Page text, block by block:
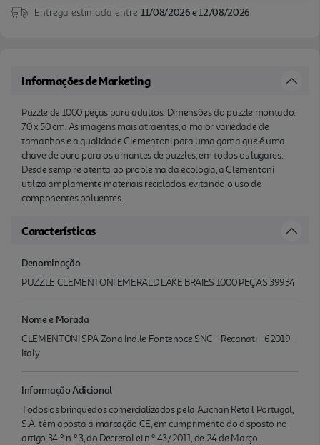
Entrega estimada entre 11/08/2026 e 12/08/2026
Informações de Marketing
Puzzle de 1000 peças para adultos. Dimensões do puzzle montado:
70 x 50 cm. As imagens mais atraentes, a maior variedade de
tamanhos e a qualidade Clementoni para uma gama que é uma
chave de ouro para os amantes de puzzles, em todos os lugares.
Desde semp re atenta ao problema da ecologia, a Clementoni
utiliza amplamente materiais reciclados, evitando o uso de
componentes poluentes.
Características
Denominação
PUZZLE CLEMENTONI EMERALD LAKE BRAIES 1000 PEÇAS 39934
Nome e Morada
CLEMENTONI SPA Zona Ind.le Fontenoce SNC - Recanati - 62019 -
Italy
Informação Adicional
Todos os brinquedos comercializados pela Auchan Retail Portugal,
S.A. têm aposta a marcação CE, em cumprimento do disposto no
artigo 34.º, n.º 3, do DecretoLei n.º 43/2011, de 24 de Março.